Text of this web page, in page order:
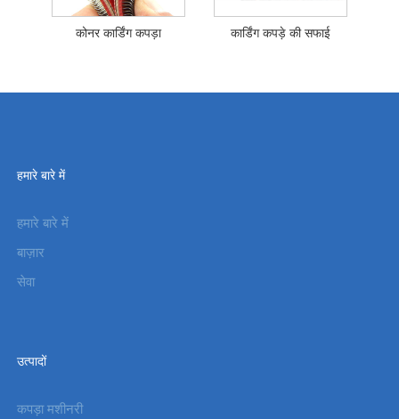
कोनर कार्डिंग कपड़ा कार्डिंग कपड़े की सफाई
हमारे बारे में
हमारे बारे में
बाज़ार
सेवा
उत्पादों
कपड़ा मशीनरी